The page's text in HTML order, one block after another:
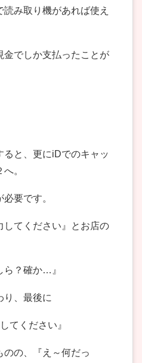
読み取り機があれば使え
金でしか支払ったことが
ると、更にiDでのキャッ
。
要です。
してください』とお店の
ら？確か…』
り、最後に
てください』
のの、『え～何だっ